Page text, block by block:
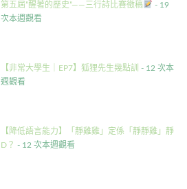
第五屆”醒著的歷史”——三行詩比賽徵稿
- 19
次本週觀看
【非常大學生｜EP7】狐狸先生幾點訓 - 12 次本
週觀看
【降低語言能力】「靜雞雞」定係「靜靜雞」靜
D？ - 12 次本週觀看